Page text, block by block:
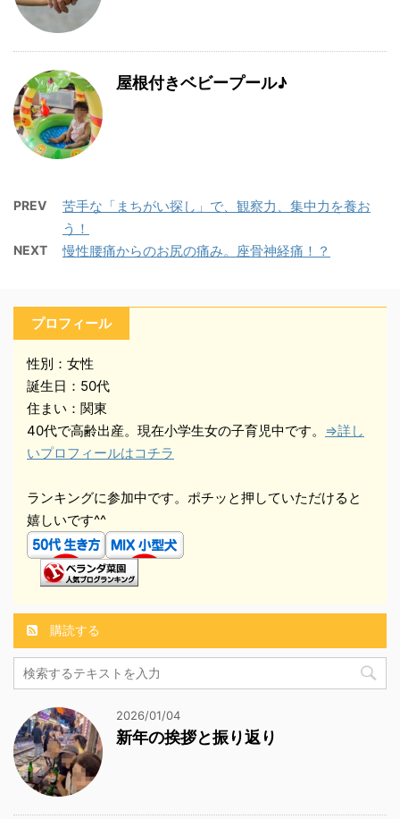
屋根付きベビープール♪
PREV
苦手な「まちがい探し」で、観察力、集中力を養お
う！
NEXT 慢性腰痛からのお尻の痛み。座骨神経痛！？
プロフィール
性別：女性
誕生日：50代
住まい：関東
40代で高齢出産。現在小学生女の子育児中です。 ⇒詳し
いプロフィールはコチラ
ランキングに参加中です。ポチッと押していただけると
嬉しいです^^
購読する
2026/01/04
新年の挨拶と振り返り